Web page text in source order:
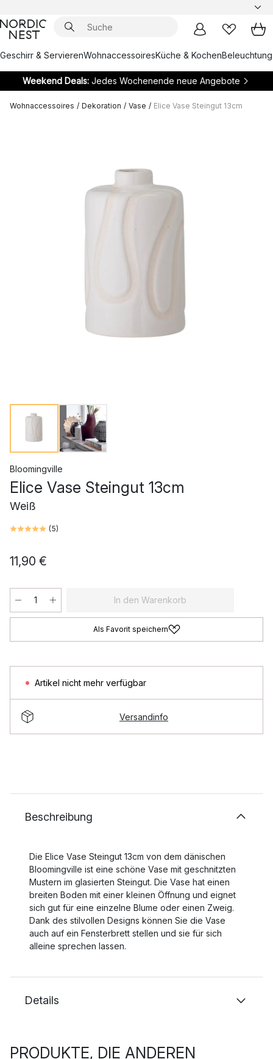
Geschirr & ServierenWohnaccessoiresKüche & KochenBeleuchtung
Weekend Deals:Jedes Wochenende neue Angebote
Wohnaccessoires / Dekoration / Vase / Elice Vase Steingut 13cm
Bloomingville
Elice Vase Steingut 13cm
Weiß
(5)
11,90 €
In den Warenkorb
Als Favorit speichern
Artikel nicht mehr verfügbar
Versandinfo
Beschreibung
Die Elice Vase Steingut 13cm von dem dänischen
Bloomingville ist eine schöne Vase mit geschnitzten
Mustern im glasierten Steingut. Die Vase hat einen
breiten Boden mit einer kleinen Öffnung und eignet
sich gut für eine einzelne Blume oder einen Zweig.
Dank des stilvollen Designs können Sie die Vase
auch auf ein Fensterbrett stellen und sie für sich
alleine sprechen lassen.
Details
PRODUKTE, DIE ANDEREN